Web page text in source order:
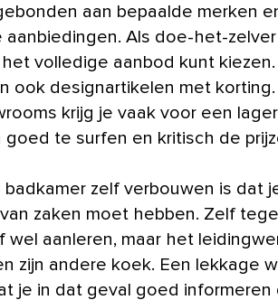
aan bepaalde merken
aanbiedingen. Als doe-het-
volledige aanbod kunt
ook designartikelen met
krijg je vaak voor een
te surfen en kritisch de
zelf verbouwen is dat
zaken moet hebben. Zelf
wel aanleren, maar het
zijn andere koek. Een lekkage
je in dat geval goed informeren